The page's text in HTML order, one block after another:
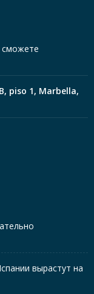
сможете
piso 1, Marbella,
вырастут на